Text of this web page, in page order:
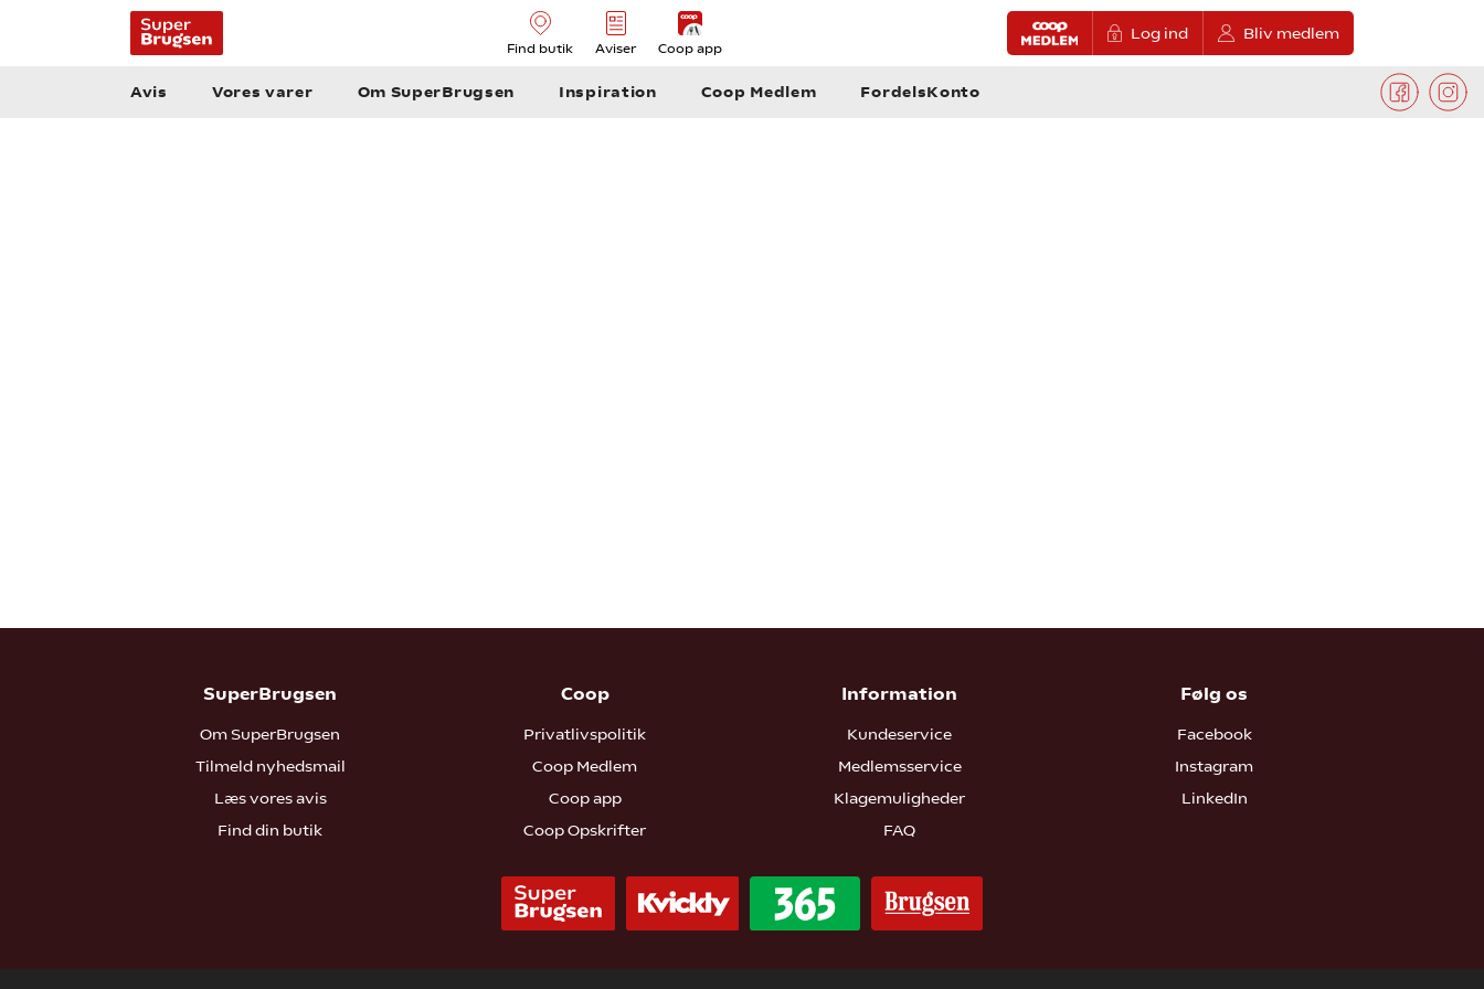
Find butik Aviser Coop app
Log ind Bliv medlem
Avis Vores varer Om SuperBrugsen Inspiration Coop Medlem FordelsKonto
SuperBrugsen
Om SuperBrugsen
Tilmeld nyhedsmail
Læs vores avis
Find din butik
Coop
Privatlivspolitik
Coop Medlem
Coop app
Coop Opskrifter
Information
Kundeservice
Medlemsservice
Klagemuligheder
FAQ
Følg os
Facebook
Instagram
LinkedIn